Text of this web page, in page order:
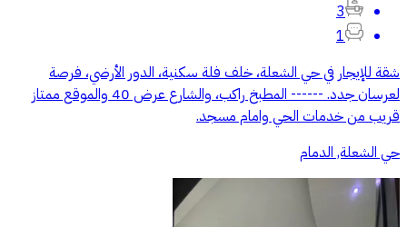
3
1
شقة للإيجار في حي الشعلة، خلف فلة سكنية، الدور الأرضي، فرصة
لعرسان جدد. ------ المطبخ راكب، والشارع عرض 40 والموقع ممتاز
قريب من خدمات الحي وامام مسجد.
حي الشعلة, الدمام